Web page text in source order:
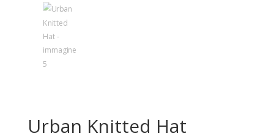
Urban Knitted Hat